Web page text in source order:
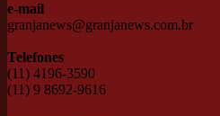
e-mail
granjanews@granjanews.com.br
Telefones
(11) 4196-3590
(11) 9 8692-9616